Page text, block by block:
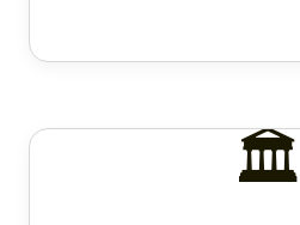
🏛️